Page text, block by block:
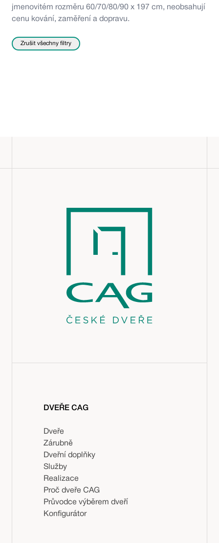
jmenovitém rozměru 60/70/80/90 x 197 cm, neobsahují
cenu kování, zaměření a dopravu.
Zrušit všechny filtry
DVEŘE CAG
Dveře
Zárubně
Dveřní doplňky
Služby
Realizace
Proč dveře CAG
Průvodce výběrem dveří
Konfigurátor